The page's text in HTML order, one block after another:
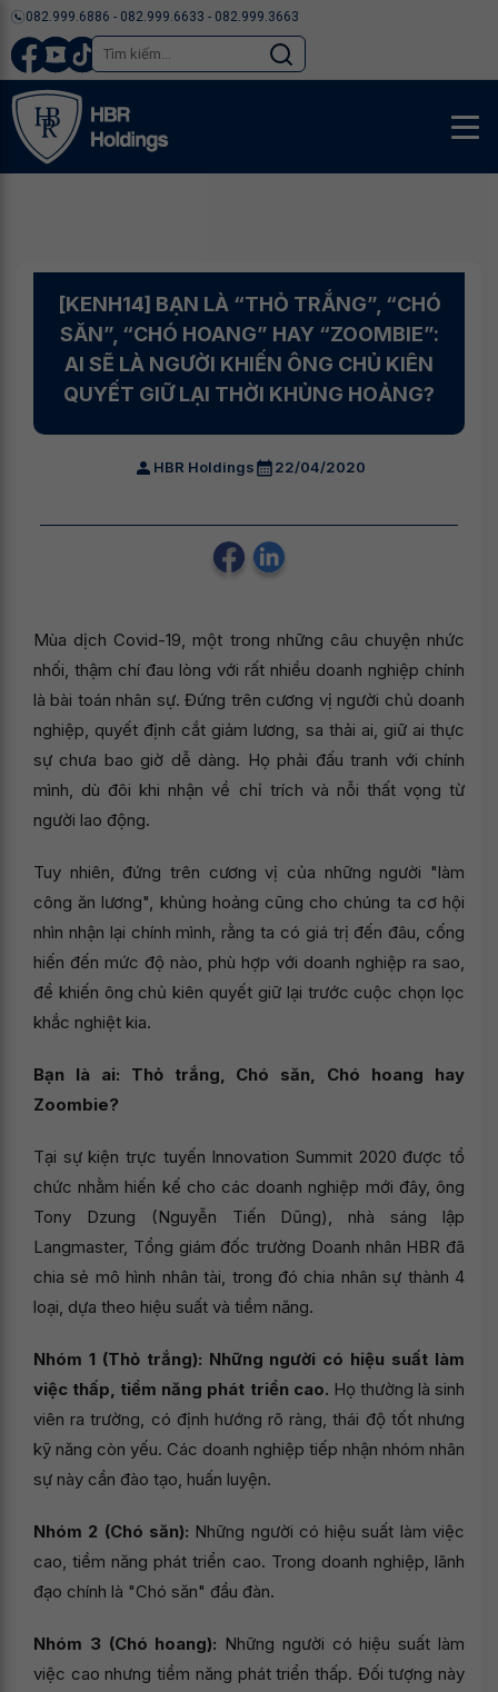
082.999.6886 - 082.999.6633 - 082.999.3663
[KENH14] BẠN LÀ “THỎ TRẮNG”, “CHÓ
SĂN”, “CHÓ HOANG” HAY “ZOOMBIE”:
AI SẼ LÀ NGƯỜI KHIẾN ÔNG CHỦ KIÊN
QUYẾT GIỮ LẠI THỜI KHỦNG HOẢNG?
HBR Holdings 22/04/2020
Mùa dịch Covid-19, một trong những câu chuyện nhức
nhối, thậm chí đau lòng với rất nhiều doanh nghiệp chính
là bài toán nhân sự. Đứng trên cương vị người chủ doanh
nghiệp, quyết định cắt giảm lương, sa thải ai, giữ ai thực
sự chưa bao giờ dễ dàng. Họ phải đấu tranh với chính
mình, dù đôi khi nhận về chỉ trích và nỗi thất vọng từ
người lao động.
Tuy nhiên, đứng trên cương vị của những người "làm
công ăn lương", khủng hoảng cũng cho chúng ta cơ hội
nhìn nhận lại chính mình, rằng ta có giá trị đến đâu, cống
hiến đến mức độ nào, phù hợp với doanh nghiệp ra sao,
để khiến ông chủ kiên quyết giữ lại trước cuộc chọn lọc
khắc nghiệt kia.
Bạn là ai: Thỏ trắng, Chó săn, Chó hoang hay
Zoombie?
Tại sự kiện trực tuyến Innovation Summit 2020 được tổ
chức nhằm hiến kế cho các doanh nghiệp mới đây, ông
Tony Dzung (Nguyễn Tiến Dũng), nhà sáng lập
Langmaster, Tổng giám đốc trường Doanh nhân HBR đã
chia sẻ mô hình nhân tài, trong đó chia nhân sự thành 4
loại, dựa theo hiệu suất và tiềm năng.
Nhóm 1 (Thỏ trắng): Những người có hiệu suất làm
việc thấp, tiềm năng phát triển cao. Họ thường là sinh
viên ra trường, có định hướng rõ ràng, thái độ tốt nhưng
kỹ năng còn yếu. Các doanh nghiệp tiếp nhận nhóm nhân
sự này cần đào tạo, huấn luyện.
Nhóm 2 (Chó săn): Những người có hiệu suất làm việc
cao, tiềm năng phát triển cao. Trong doanh nghiệp, lãnh
đạo chính là "Chó săn" đầu đàn.
Nhóm 3 (Chó hoang): Những người có hiệu suất làm
việc cao nhưng tiềm năng phát triển thấp. Đối tượng này